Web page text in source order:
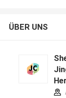
ÜBER UNS